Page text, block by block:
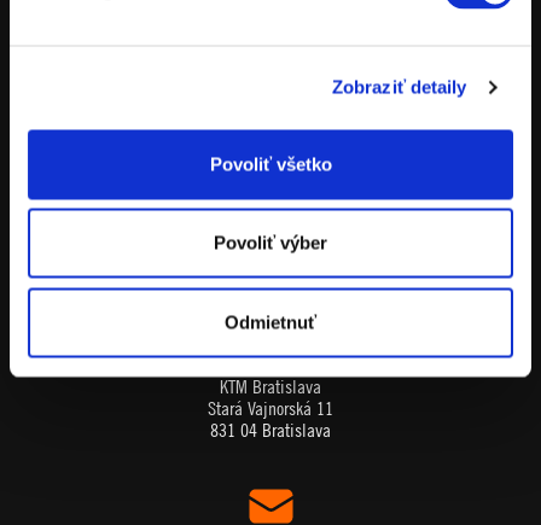
Zobraziť detaily
Povoliť všetko
Povoliť výber
Odmietnuť
ADRESA
KTM Bratislava
Stará Vajnorská 11
831 04 Bratislava